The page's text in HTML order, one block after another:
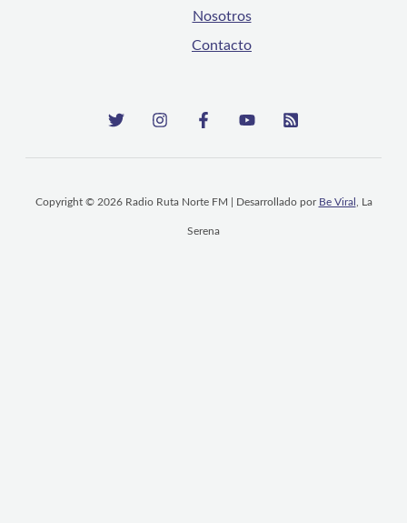
Nosotros
Contacto
Copyright © 2026 Radio Ruta Norte FM | Desarrollado por Be Viral , La
Serena